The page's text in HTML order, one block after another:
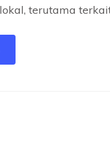
terutama